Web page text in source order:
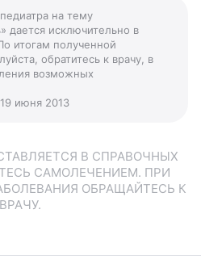
на тему
дается исключительно в
итогам полученной
обратитесь к врачу, в
возможных
июня 2013
В СПРАВОЧНЫХ
САМОЛЕЧЕНИЕМ. ПРИ
ОБРАЩАЙТЕСЬ К
ВРАЧУ.